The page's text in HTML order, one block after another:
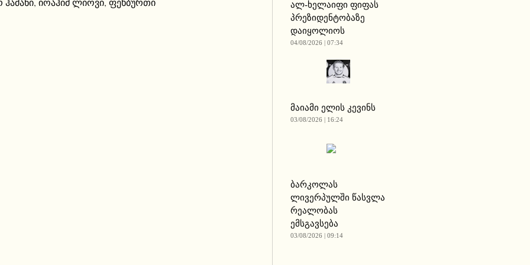
ალ-ხელაიფი ფიფას
პრეზიდენტობაზე
დაიყოლიოს
04/08/2026 | 07:34
მაიამი ელის კევინს
03/08/2026 | 16:24
ბარკოლას
ლივერპულში წასვლა
რეალობას
ემსგავსება
03/08/2026 | 09:14